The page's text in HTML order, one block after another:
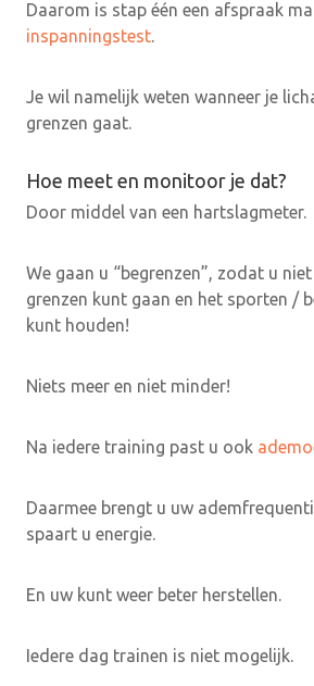
Daarom is stap één een afspraak
inspanningstest.
Je wil namelijk weten wanneer je
grenzen gaat.
Hoe meet en monitoor je dat?
Door middel van een hartslagmeter.
We gaan u “begrenzen”, zodat u
grenzen kunt gaan en het sporten /
kunt houden!
Niets meer en niet minder!
Na iedere training past u ook
Daarmee brengt u uw
spaart u energie.
En uw kunt weer beter herstellen.
Iedere dag trainen is niet mogelijk.